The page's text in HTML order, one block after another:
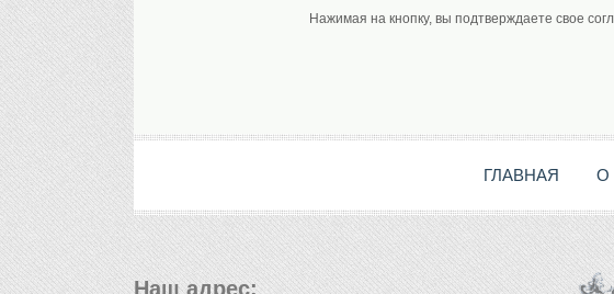
Нажимая на кнопку, вы подтверждаете свое
ГЛАВНАЯ О
Наш адрес: